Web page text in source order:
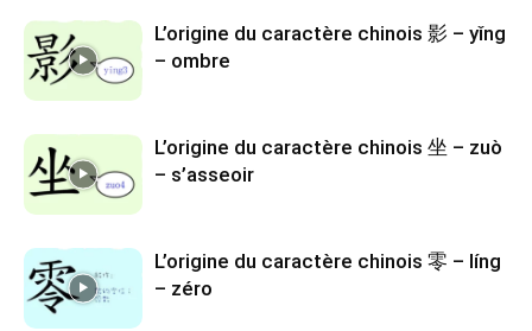
L’origine du caractère chinois 影 – yǐng
– ombre
L’origine du caractère chinois 坐 – zuò
– s’asseoir
L’origine du caractère chinois 零 – líng
– zéro